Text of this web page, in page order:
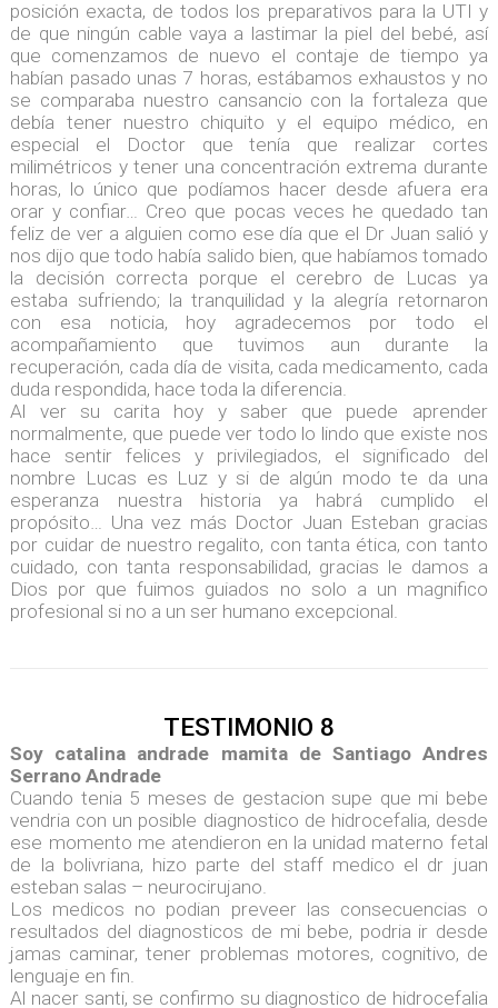
posición exacta, de todos los preparativos para la UTI y
de que ningún cable vaya a lastimar la piel del bebé, así
que comenzamos de nuevo el contaje de tiempo ya
habían pasado unas 7 horas, estábamos exhaustos y no
se comparaba nuestro cansancio con la fortaleza que
debía tener nuestro chiquito y el equipo médico, en
especial el Doctor que tenía que realizar cortes
milimétricos y tener una concentración extrema durante
horas, lo único que podíamos hacer desde afuera era
orar y confiar… Creo que pocas veces he quedado tan
feliz de ver a alguien como ese día que el Dr Juan salió y
nos dijo que todo había salido bien, que habíamos tomado
la decisión correcta porque el cerebro de Lucas ya
estaba sufriendo; la tranquilidad y la alegría retornaron
con esa noticia, hoy agradecemos por todo el
acompañamiento que tuvimos aun durante la
recuperación, cada día de visita, cada medicamento, cada
duda respondida, hace toda la diferencia.
Al ver su carita hoy y saber que puede aprender
normalmente, que puede ver todo lo lindo que existe nos
hace sentir felices y privilegiados, el significado del
nombre Lucas es Luz y si de algún modo te da una
esperanza nuestra historia ya habrá cumplido el
propósito… Una vez más Doctor Juan Esteban gracias
por cuidar de nuestro regalito, con tanta ética, con tanto
cuidado, con tanta responsabilidad, gracias le damos a
Dios por que fuimos guiados no solo a un magnifico
profesional si no a un ser humano excepcional.
TESTIMONIO 8
Soy catalina andrade mamita de Santiago Andres
Serrano Andrade
Cuando tenia 5 meses de gestacion supe que mi bebe
vendria con un posible diagnostico de hidrocefalia, desde
ese momento me atendieron en la unidad materno fetal
de la bolivriana, hizo parte del staff medico el dr juan
esteban salas – neurocirujano.
Los medicos no podian preveer las consecuencias o
resultados del diagnosticos de mi bebe, podria ir desde
jamas caminar, tener problemas motores, cognitivo, de
lenguaje en fin.
Al nacer santi, se confirmo su diagnostico de hidrocefalia